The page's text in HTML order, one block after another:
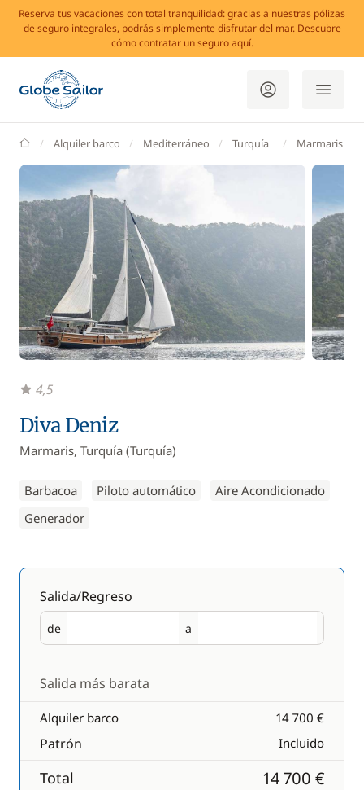
Reserva tus vacaciones con total tranquilidad: gracias a nuestras pólizas
de seguro integrales, podrás simplemente disfrutar del mar. Descubre
cómo contratar un seguro aquí.
GlobeSailor
Alquiler barco Mediterráneo Turquía Marmaris
Diva Deniz
Marmaris, Turquía (Turquía)
Barbacoa Piloto automático
Aire Acondicionado
Generador
4,5
Salida/Regreso
de
Salida a
Regreso
Salida más barata
Alquiler barco 14 700 €
Patrón Incluido
Total 14 700 €